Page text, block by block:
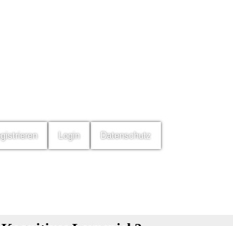
Login Datenschutz